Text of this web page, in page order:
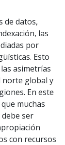
de datos,
las
por
Esto
asimetrías
norte global y
En este
muchas
ser
con recursos